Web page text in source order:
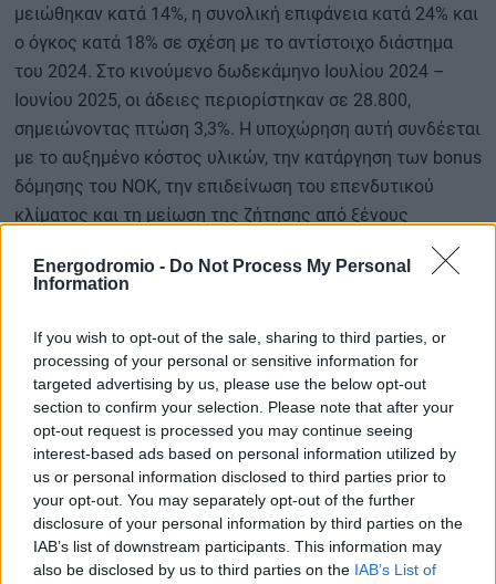
Energodromio - Do Not Process My Personal
Information
If you wish to opt-out of the sale, sharing to third parties, or
processing of your personal or sensitive information for
targeted advertising by us, please use the below opt-out
section to confirm your selection. Please note that after your
opt-out request is processed you may continue seeing
interest-based ads based on personal information utilized by
us or personal information disclosed to third parties prior to
your opt-out. You may separately opt-out of the further
disclosure of your personal information by third parties on the
IAB’s list of downstream participants. This information may
also be disclosed by us to third parties on the IAB’s List of
μειώθηκαν κατά 14%, η συνολική επιφάνεια κατά 24% και
ο όγκος κατά 18% σε σχέση με το αντίστοιχο διάστημα
του 2024. Στο κινούμενο δωδεκάμηνο Ιουλίου 2024 –
Ιουνίου 2025, οι άδειες περιορίστηκαν σε 28.800,
σημειώνοντας πτώση 3,3%. Η υποχώρηση αυτή συνδέεται
με το αυξημένο κόστος υλικών, την κατάργηση των bonus
δόμησης του ΝΟΚ, την επιδείνωση του επενδυτικού
κλίματος και τη μείωση της ζήτησης από ξένους
λειτουργήσει ως βασική πηγή ρευστότητας για την
Την ίδια στιγμή, η εικόνα στην Ευρώπη παραμένει σαφώς
πιο ισχυρή. Το 2024 εκδόθηκαν 1,5 εκατομμύριο
οικοδομικές άδειες για κατοικίες στην ΕΕ, αριθμός
μειωμένος από τα επίπεδα ρεκόρ του 2021, αλλά
πολλαπλάσιος σε σύγκριση με τα ελληνικά μεγέθη. Σε
βάθος δεκαετίας οι άδειες στην Ευρώπη αυξήθηκαν κατά
5%, με εντυπωσιακές επιδόσεις σε χώρες όπως η
Βουλγαρία που κατέγραψε άνοδο 211%, η Μάλτα και η